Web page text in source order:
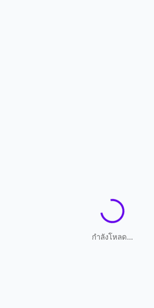
กำลังโหลด...